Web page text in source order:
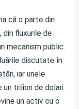
că o parte din
din fluxurile de
mecanism public.
discutate în
iar unele
trilion de dolari.
un activ cu o